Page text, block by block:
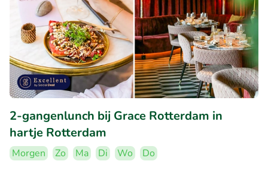
2-gangenlunch bij Grace Rotterdam in
hartje Rotterdam
Morgen Zo Ma Di Wo
Do